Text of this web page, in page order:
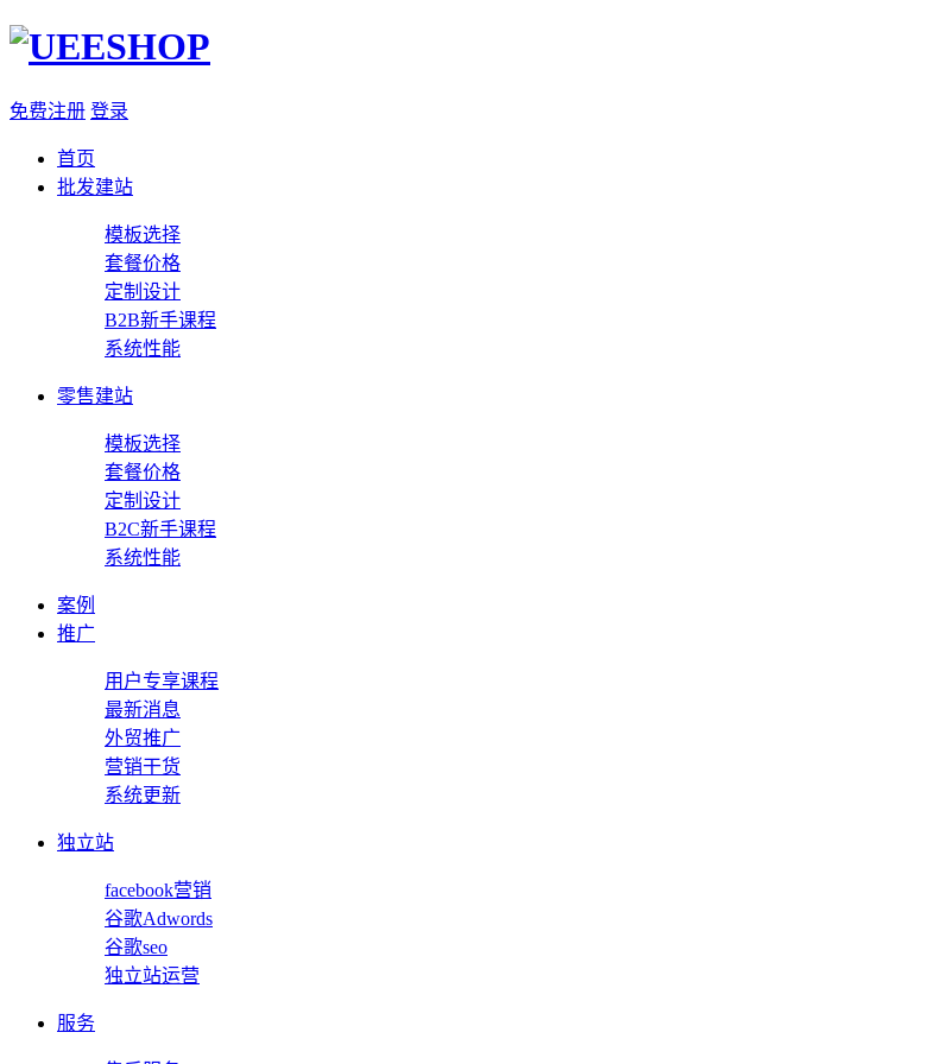
免费注册 登录
首页
批发建站
模板选择
套餐价格
定制设计
B2B新手课程
系统性能
零售建站
模板选择
套餐价格
定制设计
B2C新手课程
系统性能
案例
推广
用户专享课程
最新消息
外贸推广
营销干货
系统更新
独立站
facebook营销
谷歌Adwords
谷歌seo
独立站运营
服务